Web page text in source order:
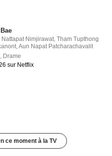
Nattapat Nimjirawat ,Tham Tupthong
,Aun Napat Patcharachavalit
Drame
sur Netflix
ce moment à la TV